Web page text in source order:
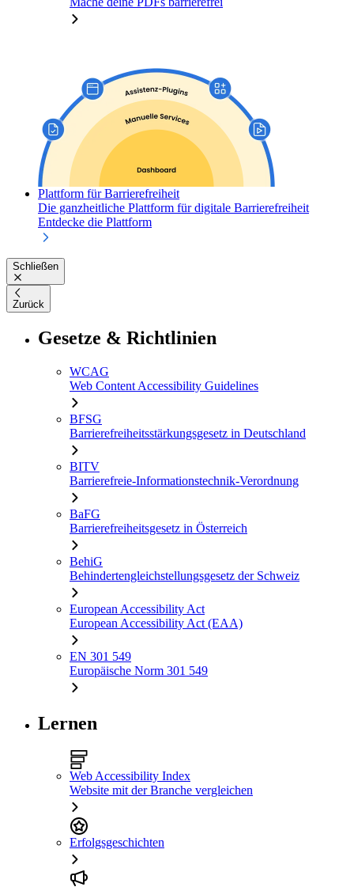
Plattform für Barrierefreiheit
Die ganzheitliche Plattform für digitale Barrierefreiheit
Entdecke die Plattform
Schließen
Zurück
Gesetze & Richtlinien
WCAG
Web Content Accessibility Guidelines
BFSG
Barrierefreiheitsstärkungsgesetz in Deutschland
BITV
Barrierefreie-Informationstechnik-Verordnung
BaFG
Barrierefreiheitsgesetz in Österreich
BehiG
Behindertengleichstellungsgesetz der Schweiz
European Accessibility Act
European Accessibility Act (EAA)
EN 301 549
Europäische Norm 301 549
Lernen
Web Accessibility Index
Website mit der Branche vergleichen
Erfolgsgeschichten